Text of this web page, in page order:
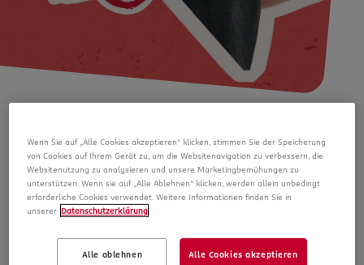
Schülerpraktikum IT 2027 in der
ROSSMANN-Zentrale in Burgwedel
Voll-/Teilzeit
Standort: 30938 Burgwedel, Isernhägener Str. 16
Land: Deutschland
Anstellung: Voll-/Teilzeit, Befristet
Wenn Sie auf „Alle Cookies akzeptieren“ klicken, stimmen Sie der Speicherung
von Cookies auf Ihrem Gerät zu, um die Websitenavigation zu verbessern, die
Websitenutzung zu analysieren und unsere Marketingbemühungen zu
unterstützen. Wenn sie auf „Alle Ablehnen“ klicken, werden allein unbedingt
erforderliche Cookies verwendet. Weitere Informationen finden Sie in
unserer Datenschutzerklärung
Alle ablehnen Alle Cookies akzeptieren